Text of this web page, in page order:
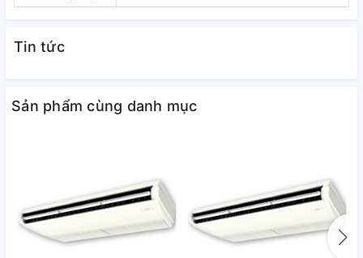
Tin tức
Sản phẩm cùng danh mục